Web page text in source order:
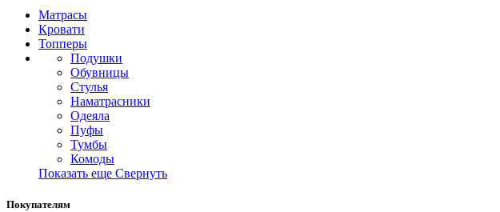
Матрасы
Кровати
Топперы
Подушки
Обувницы
Стулья
Наматрасники
Одеяла
Пуфы
Тумбы
Комоды
Показать еще Свернуть
Покупателям